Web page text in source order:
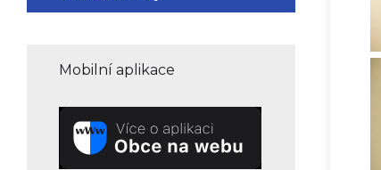
Mobilní aplikace